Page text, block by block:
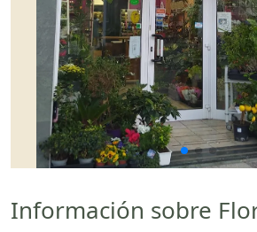
Información sobre